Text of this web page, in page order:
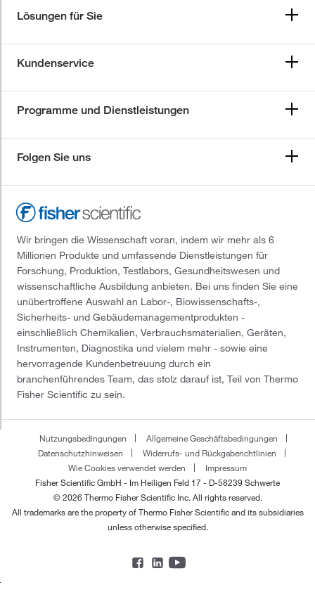
Lösungen für Sie
Kundenservice
Programme und Dienstleistungen
Folgen Sie uns
Wir bringen die Wissenschaft voran, indem wir mehr als 6
Millionen Produkte und umfassende Dienstleistungen für
Forschung, Produktion, Testlabors, Gesundheitswesen und
wissenschaftliche Ausbildung anbieten. Bei uns finden Sie eine
unübertroffene Auswahl an Labor-, Biowissenschafts-,
Sicherheits- und Gebäudemanagementprodukten -
einschließlich Chemikalien, Verbrauchsmaterialien, Geräten,
Instrumenten, Diagnostika und vielem mehr - sowie eine
hervorragende Kundenbetreuung durch ein
branchenführendes Team, das stolz darauf ist, Teil von Thermo
Fisher Scientific zu sein.
Nutzungsbedingungen
Allgemeine Geschäftsbedingungen
Datenschutzhinweisen
Widerrufs- und Rückgaberichtlinien
Wie Cookies verwendet werden
Impressum
Fisher Scientific GmbH - Im Heiligen Feld 17 - D-58239 Schwerte
© 2026 Thermo Fisher Scientific Inc. All rights reserved.
All trademarks are the property of Thermo Fisher Scientific and its subsidiaries
unless otherwise specified.